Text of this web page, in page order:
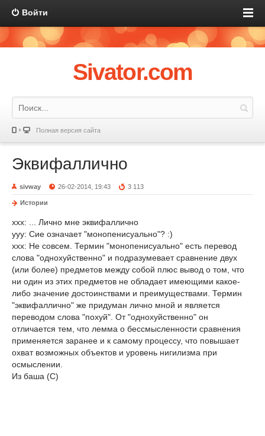
Войти
Sivator.com
Полная версия сайта
Эквифаллично
sivway 26-02-2014, 19:43 3 113
Истории
xxx: ... Лично мне эквифаллично
yyy: Сие означает "монопенисуально"? :)
xxx: Не совсем. Термин "монопенисуально" есть перевод
слова "однохуйственно" и подразумевает сравнение двух
(или более) предметов между собой плюс вывод о том, что
ни один из этих предметов не обладает имеющими какое-
либо значение достоинствами и преимуществами. Термин
"эквифаллично" же придуман лично мной и является
переводом слова "похуй". От "однохуйственно" он
отличается тем, что лемма о бессмысленности сравнения
применяется заранее и к самому процессу, что повышает
охват возможных объектов и уровень нигилизма при
осмыслении.
Из баша (С)